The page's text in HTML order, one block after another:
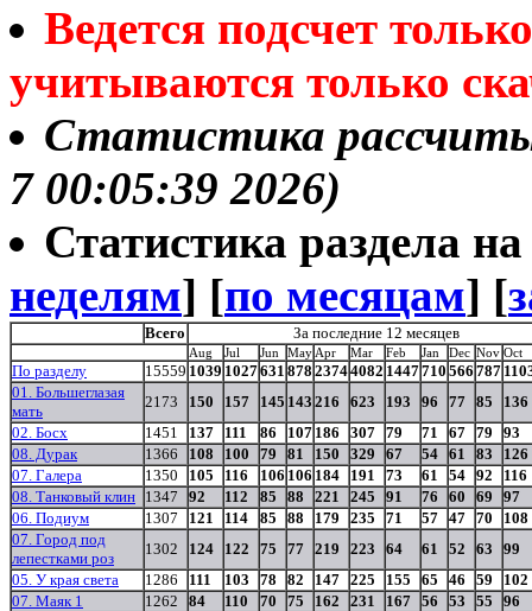
Ведется подсчет
учитываются только
Статистика
7 00:05:39 2026)
Статистика раздела
неделям] [по месяцам] [
Всего За последние 12 месяцев
Aug Jul Jun May Apr Mar Feb Jan Dec Nov Oct
По разделу 15559 1039 1027631 878 23744082 1447710 566 787
01. Большеглазая
мать
2173 150 157 145 143 216 623 193 96 77 85
136
02. Босх
1451 137 111 86 107 186 307 79 71 67 79
93
08. Дурак
1366 108 100 79 81 150 329 67 54 61 83
126
07. Галера
1350 105 116 106 106 184 191 73 61 54 92
116
08. Танковый клин 1347 92 112 85 88 221 245 91 76 60 69
97
06. Подиум
1307 121 114 85 88 179 235 71 57 47 70
108
07. Город под
лепестками роз
1302 124 122 75 77 219 223 64 61 52 63
99
05. У края света
1286 111 103 78 82 147 225 155 65 46 59
102
07. Маяк 1
1262 84 110 70 75 162 231 167 56 53 55
96